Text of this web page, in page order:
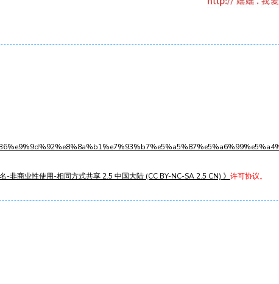
名-非商业性使用-相同方式共享 2.5 中国大陆 (CC BY-NC-SA 2.5 CN) 》 许可协议。